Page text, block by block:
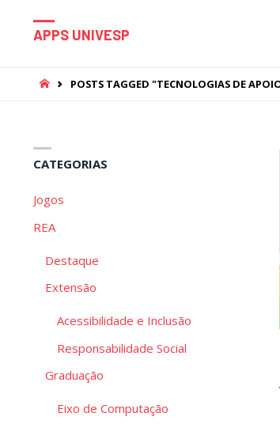
APPS UNIVESP
HOMEPOSTS TAGGED "TECNOLOGIAS DE
CATEGORIAS
Jogos
REA
Destaque
Extensão
Acessibilidade e Inclusão
Responsabilidade Social
Graduação
Eixo de Computação